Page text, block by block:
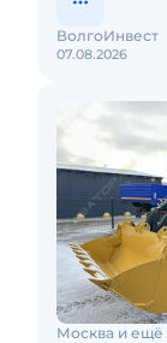
07.08.2026
ВолгоИнвест
Москва и ещё